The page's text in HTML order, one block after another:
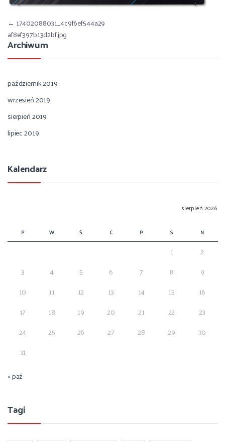
Nawigacja wpisu
← 17402088031_4c9f6ef544a29
af8ef397b13d2bf.jpg
Archiwum
październik 2019
wrzesień 2019
sierpień 2019
lipiec 2019
Kalendarz
sierpień 2026
P W Ś C P S N
1
2
3
4 5 6 7 8
9
10
11 12 13 14 15
16
17
18 19 20 21 22
23
24
25 26 27 28 29
30
31
« paź
Tagi